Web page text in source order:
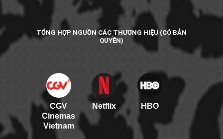
TỔNG HỢP NGUỒN CÁC THƯƠNG HIỆU (CÓ BẢN
QUYỀN)
CGV
Cinemas
Vietnam
Netflix HBO